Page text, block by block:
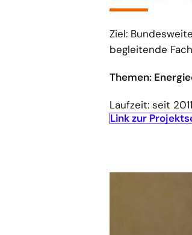
Ziel:
begleitende
Themen:
Laufzeit: seit 2011
Link zur